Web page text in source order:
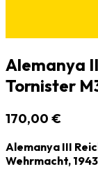
Alemanya
Tornister
170,00 €
Alemanya III
Wehrmacht, 1943